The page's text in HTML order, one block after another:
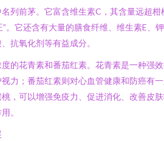
列前茅。它富含维生素C，其含量远超柑
。它还含有大量的膳食纤维、维生素E、
抗氧化剂等有益成分。
的花青素和番茄红素。花青素是一种强
力；番茄红素则对心血管健康和防癌有
，可以增强免疫力、促进消化、改善皮
。